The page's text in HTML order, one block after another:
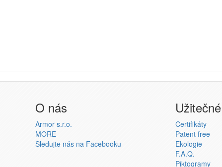
O nás
Armor s.r.o.
MORE
Sledujte nás na Facebooku
Užitečné
Certifikáty
Patent free
Ekologie
F.A.Q.
Piktogramy